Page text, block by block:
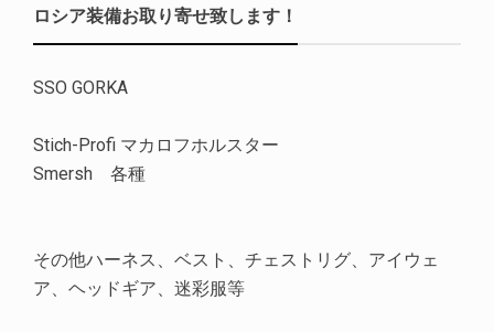
ロシア装備お取り寄せ致します！
SSO GORKA
Stich-Profi マカロフホルスター
Smersh 各種
その他ハーネス、ベスト、チェストリグ、アイウェ
ア、ヘッドギア、迷彩服等